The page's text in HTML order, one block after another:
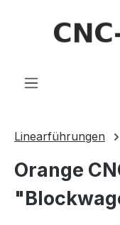
Linearführungen
Orange